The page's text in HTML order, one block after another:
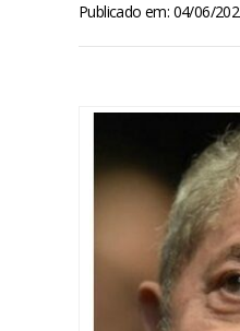
Publicado em: 04/06/